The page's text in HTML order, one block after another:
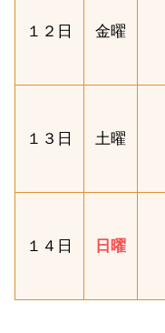
１２日 金曜
１３日 土曜
１４日 日曜